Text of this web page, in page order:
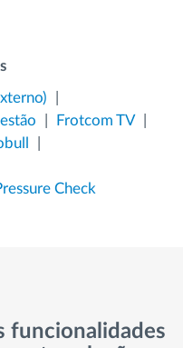
Frotcom TV
Check
funcionalidades